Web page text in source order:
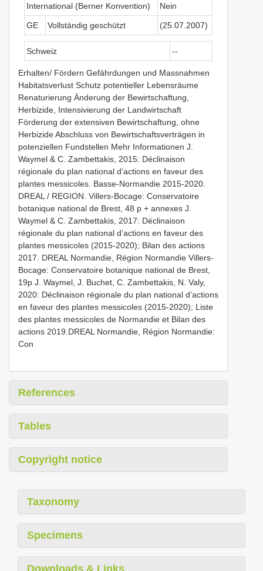
International (Berner Konvention) Nein
GE Vollständig geschützt (25.07.2007)
Schweiz --
Erhalten/ Fördern Gefährdungen und Massnahmen
Habitatsverlust Schutz potentieller Lebensräume
Renaturierung Änderung der Bewirtschaftung,
Herbizide, Intensivierung der Landwirtschaft
Förderung der extensiven Bewirtschaftung, ohne
Herbizide Abschluss von Bewirtschaftsverträgen in
potenziellen Fundstellen Mehr Informationen J.
Waymel & C. Zambettakis, 2015: Déclinaison
régionale du plan national d’actions en faveur des
plantes messicoles. Basse-Normandie 2015-2020.
DREAL / REGION. Villers-Bocage: Conservatoire
botanique national de Brest, 48 p + annexes J.
Waymel & C. Zambettakis, 2017: Déclinaison
régionale du plan national d’actions en faveur des
plantes messicoles (2015-2020); Bilan des actions
2017. DREAL Normandie, Région Normandie Villers-
Bocage: Conservatoire botanique national de Brest,
19p J. Waymel, J. Buchet, C. Zambettakis, N. Valy,
2020: Déclinaison régionale du plan national d’actions
en faveur des plantes messicoles (2015-2020); Liste
des plantes messicoles de Normandie et Bilan des
actions 2019.DREAL Normandie, Région Normandie:
Con
References
Tables
Copyright notice
Taxonomy
Specimens
Downloads & Links